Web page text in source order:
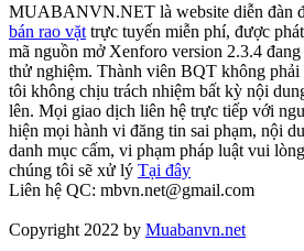
MUABANVN.NET là website diễn đàn
bán rao vặt trực tuyến miễn phí, được
mã nguồn mở Xenforo version 2.3.4
thử nghiệm. Thành viên BQT không
tôi không chịu trách nhiệm bất kỳ nội
lên. Mọi giao dịch liên hệ trực tiếp với
hiện mọi hành vi đăng tin sai phạm, nội
danh mục cấm, vi phạm pháp luật vui
chúng tôi sẽ xử lý Tại đây
Liên hệ QC: mbvn.net@gmail.com
Copyright 2022 by Muabanvn.net